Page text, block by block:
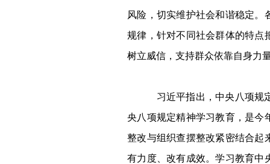
风险，切实维护社会和谐稳定。
规律，针对不同社会群体的特点
树立威信，支持群众依靠自身力
习近平指出，中央八项规定
央八项规定精神学习教育，是今
整改与组织查摆整改紧密结合起
有力度、改有成效。学习教育中